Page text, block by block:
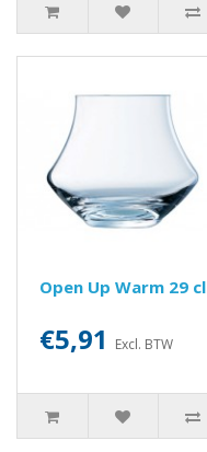
Open Up Warm 29 cl
€5,91 Excl. BTW